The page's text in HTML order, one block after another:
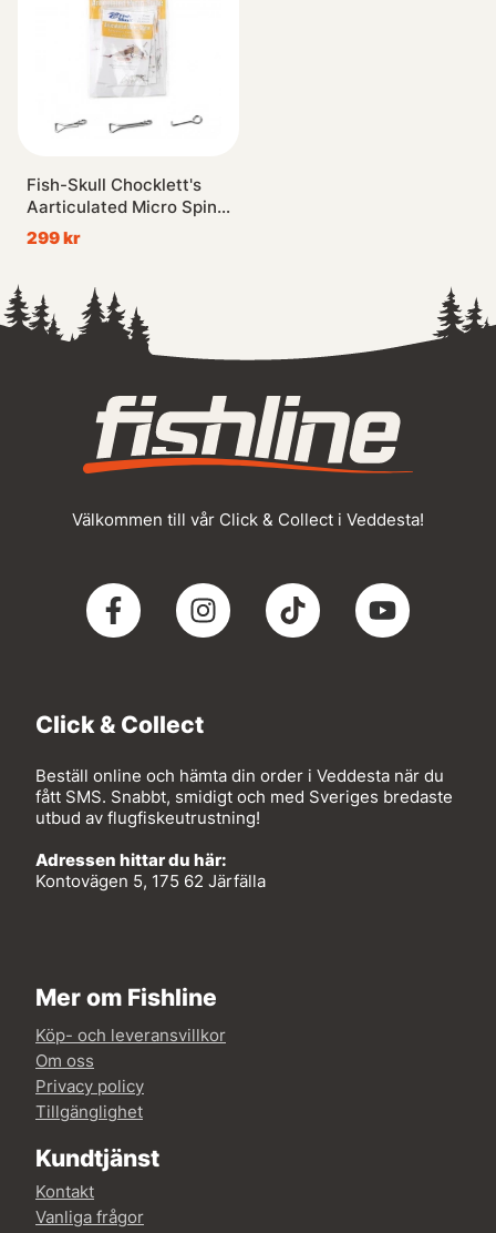
Fish-Skull Chocklett's
Aarticulated Micro Spine
- Starter Pack
299 kr
Välkommen till vår Click & Collect i Veddesta!
Click & Collect
Beställ online och hämta din order i Veddesta när du
fått SMS. Snabbt, smidigt och med Sveriges bredaste
utbud av flugfiskeutrustning!
Adressen hittar du här:
Kontovägen 5, 175 62 Järfälla
Mer om Fishline
Köp- och leveransvillkor
Om oss
Privacy policy
Tillgänglighet
Kundtjänst
Kontakt
Vanliga frågor